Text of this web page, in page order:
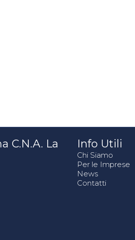
C.N.A. La
Info Utili
Chi Siamo
Per le Imprese
News
Contatti